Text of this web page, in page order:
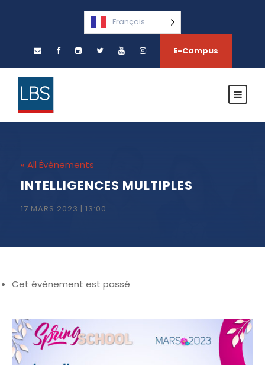
Français
E-Campus
« All Évènements
INTELLIGENCES MULTIPLES
17 MARS 2023 | 13:00
Cet évènement est passé